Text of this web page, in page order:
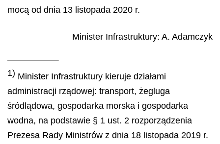
mocą od dnia 13 listopada 2020 r.
Minister Infrastruktury: A. Adamczyk
1) Minister Infrastruktury kieruje działami
administracji rządowej: transport, żegluga
śródlądowa, gospodarka morska i gospodarka
wodna, na podstawie § 1 ust. 2 rozporządzenia
Prezesa Rady Ministrów z dnia 18 listopada 2019 r.